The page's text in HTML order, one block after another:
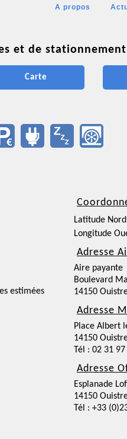
A propos
et de
Carte
estimées
Latitude
Longitude
Adresse
Aire payante
Boulevard
14150
Adresse
Place Albert
14150
Tél : 02 31
Adresse
Esplanade
14150
Tél : +33